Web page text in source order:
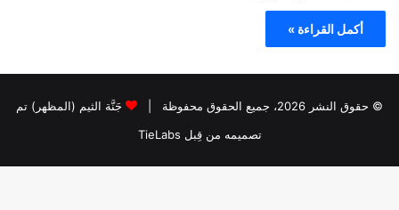
أكمل القراءة »
© حقوق النشر 2026، جميع الحقوق محفوظة |
جَنَّة الثيم (المظهر) تم
تصميمه من قِبل TieLabs